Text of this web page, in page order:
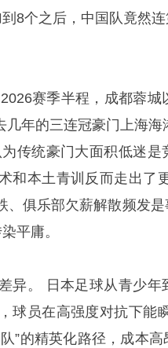
8个之后，中国队竟然
赛季半程，成都蓉
年的三连冠豪门上海海
传统豪门大面积低迷是
和本土青训反而走出了
俱乐部欠薪解散频发是
平庸。
异。 日本足球从青少年
球员在高强度对抗下能
”的精英化路径，成本